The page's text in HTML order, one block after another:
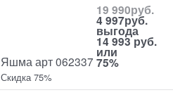
Яшма арт 062337
19 990руб.
4 997руб.
выгода
14 993 руб.
или
75%
Скидка 75%